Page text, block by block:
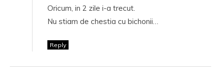
Oricum, in 2 zile i-a trecut.
Nu stiam de chestia cu bichonii…
Reply